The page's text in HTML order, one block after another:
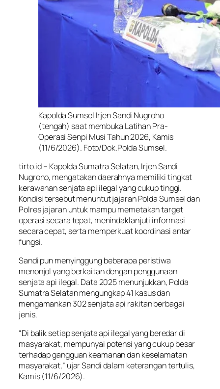
Kapolda Sumsel Irjen Sandi Nugroho
(tengah) saat membuka Latihan Pra-
Operasi Senpi Musi Tahun 2026, Kamis
(11/6/2026). Foto/Dok.Polda Sumsel.
tirto.id – Kapolda Sumatra Selatan, Irjen Sandi
Nugroho, mengatakan daerahnya memiliki tingkat
kerawanan senjata api ilegal yang cukup tinggi.
Kondisi tersebut menuntut jajaran Polda Sumsel dan
Polres jajaran untuk mampu memetakan target
operasi secara tepat, menindaklanjuti informasi
secara cepat, serta memperkuat koordinasi antar
fungsi.
Sandi pun menyinggung beberapa peristiwa
menonjol yang berkaitan dengan penggunaan
senjata api ilegal. Data 2025 menunjukkan, Polda
Sumatra Selatan mengungkap 41 kasus dan
mengamankan 302 senjata api rakitan berbagai
jenis.
“Di balik setiap senjata api ilegal yang beredar di
masyarakat, mempunyai potensi yang cukup besar
terhadap gangguan keamanan dan keselamatan
masyarakat,” ujar Sandi dalam keterangan tertulis,
Kamis (11/6/2026).